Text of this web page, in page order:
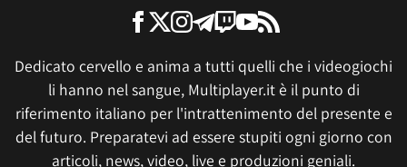
Dedicato cervello e anima a tutti quelli che i videogiochi
li hanno nel sangue, Multiplayer.it è il punto di
riferimento italiano per l'intrattenimento del presente e
del futuro. Preparatevi ad essere stupiti ogni giorno con
articoli, news, video, live e produzioni geniali.